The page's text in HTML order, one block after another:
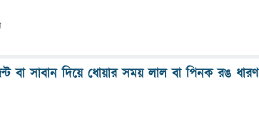
বা সাবান দিয়ে ধোয়ার সময় লাল বা পিনক রঙ ধারণ